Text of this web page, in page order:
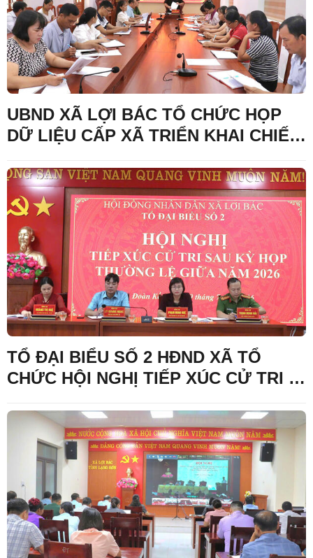
UBND XÃ LỢI BÁC TỔ CHỨC HỌP
DỮ LIỆU CẤP XÃ TRIỂN KHAI CHIẾN
GIÀU, CHUẨN HÓA DỮ LIỆU CỦA 12
CƠ SỞ DỮ LIỆU CHUYÊN NGÀNH Y
TẾ XÃ NĂM 2026 TRÊN ĐỊA BÀN XÃ.
TỔ ĐẠI BIỂU SỐ 2 HĐND XÃ TỔ
CHỨC HỘI NGHỊ TIẾP XÚC CỬ TRI ,
NĂM 2026 ĐỐI VỚI CỬ TRI CỤM
THÔN ĐOÀN KẾT VÀ THÔN NÀ
LÀNG